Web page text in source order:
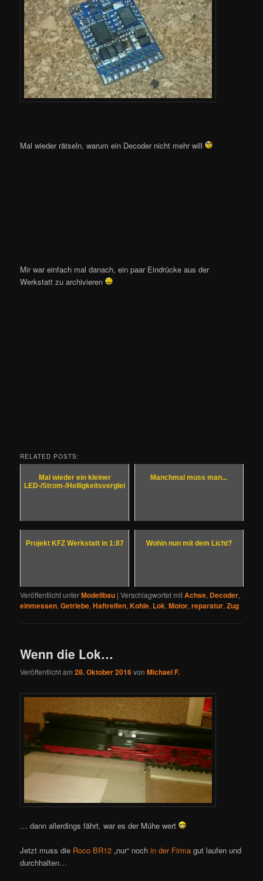
Mal wieder rätseln, warum ein Decoder nicht mehr will
Mir war einfach mal danach, ein paar Eindrücke aus der
Werkstatt zu archivieren
RELATED POSTS:
Mal wieder ein kleiner
LED-/Strom-/Helligkeitsvergleich
Manchmal muss man...
Projekt KFZ Werkstatt in 1:87 Wohin nun mit dem Licht?
Veröffentlicht unterModellbau |Verschlagwortet mitAchse, Decoder,
einmessen,Getriebe,Haftreifen,Kohle, Lok,Motor,reparatur,Zug
Wenn die Lok…
Veröffentlicht am28. Oktober 2016vonMichael F.
… dann allerdings fährt, war es der Mühe wert
Jetzt muss die Roco BR12 „nur“ nochin der Firma gut laufen und
durchhalten…